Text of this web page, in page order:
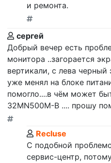
и ремонта.
сергей
Добрый вечер есть
монитора ..загорается
вертикали, с лева черный
уже менял на блоке
помогло....в чём может
32MN500M-B .... прошу
Recluse
С подобной
сервис-центр,